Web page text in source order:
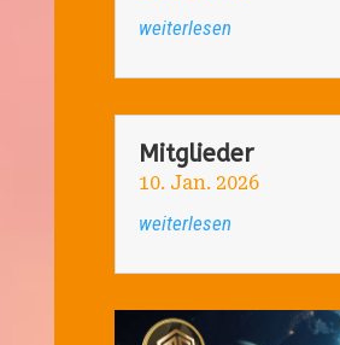
weiterlesen
Mitglieder
10. Jan. 2026
weiterlesen